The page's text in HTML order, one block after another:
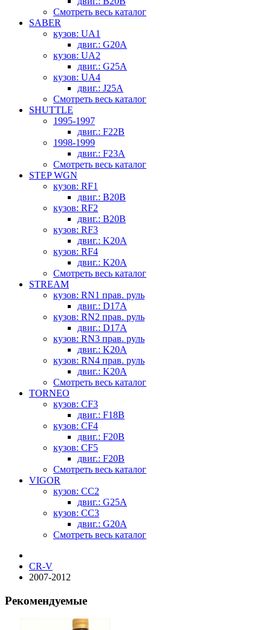
Смотреть весь каталог
SABER
кузов: UA1
двиг.: G20A
кузов: UA2
двиг.: G25A
кузов: UA4
двиг.: J25A
Смотреть весь каталог
SHUTTLE
1995-1997
двиг.: F22B
1998-1999
двиг.: F23A
Смотреть весь каталог
STEP WGN
кузов: RF1
двиг.: B20B
кузов: RF2
двиг.: B20B
кузов: RF3
двиг.: K20A
кузов: RF4
двиг.: K20A
Смотреть весь каталог
STREAM
кузов: RN1 прав. руль
двиг.: D17A
кузов: RN2 прав. руль
двиг.: D17A
кузов: RN3 прав. руль
двиг.: K20A
кузов: RN4 прав. руль
двиг.: K20A
Смотреть весь каталог
TORNEO
кузов: CF3
двиг.: F18B
кузов: CF4
двиг.: F20B
кузов: CF5
двиг.: F20B
Смотреть весь каталог
VIGOR
кузов: CC2
двиг.: G25A
кузов: CC3
двиг.: G20A
Смотреть весь каталог
CR-V
2007-2012
Рекомендуемые